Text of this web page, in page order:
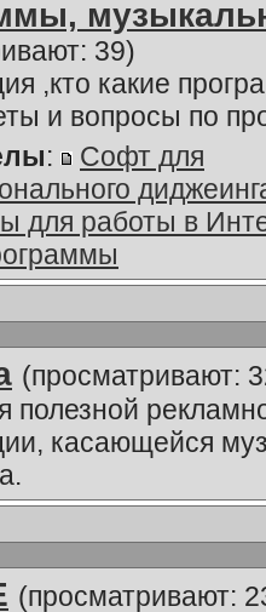
39)
,кто какие
и вопросы по
:
Софт для
для работы в
(просматривают:
полезной
касающейся
(просматривают: